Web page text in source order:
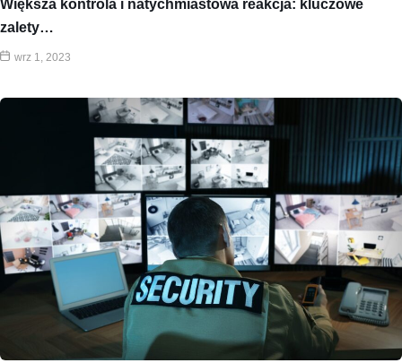
Większa kontrola i natychmiastowa reakcja: kluczowe
zalety…
wrz 1, 2023